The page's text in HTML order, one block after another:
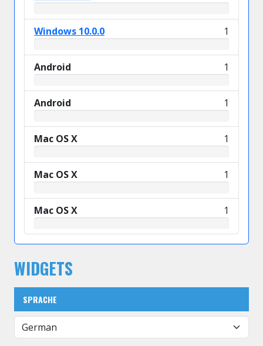
Windows 10.0.0 1
Android 1
Android 1
Mac OS X 1
Mac OS X 1
Mac OS X 1
WIDGETS
SPRACHE